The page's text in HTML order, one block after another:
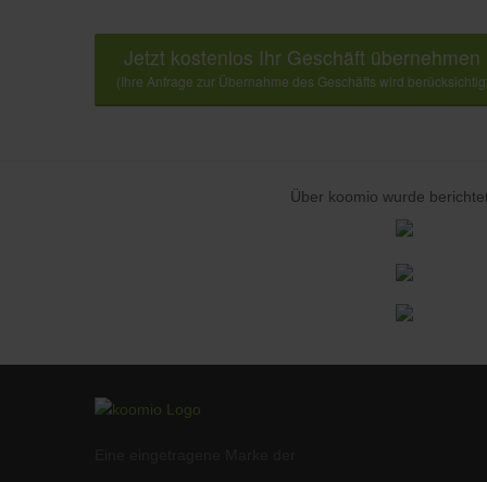
Jetzt kostenlos Ihr Geschäft übernehmen
(Ihre Anfrage zur Übernahme des Geschäfts wird
Über koomio wurde